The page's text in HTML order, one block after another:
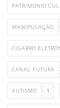
PATRIMONIO
MANIPULAÇÃO
CIGARRO
CANAL FUTURA
AUTISMO 1